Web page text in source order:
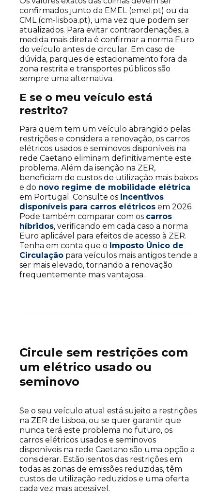
confirmados junto da EMEL (emel.pt) ou da
CML (cm-lisboa.pt), uma vez que podem ser
atualizados. Para evitar contraordenações, a
medida mais direta é confirmar a norma Euro
do veículo antes de circular. Em caso de
dúvida, parques de estacionamento fora da
zona restrita e transportes públicos são
sempre uma alternativa.
E se o meu veículo está
restrito?
Para quem tem um veículo abrangido pelas
restrições e considera a renovação, os carros
elétricos usados e seminovos disponíveis na
rede Caetano eliminam definitivamente este
problema. Além da isenção na ZER,
beneficiam de custos de utilização mais baixos
e do novo regime de mobilidade elétrica
em Portugal. Consulte os incentivos
disponíveis para carros elétricos em 2026.
Pode também comparar com os carros
híbridos, verificando em cada caso a norma
Euro aplicável para efeitos de acesso à ZER.
Tenha em conta que o Imposto Único de
Circulação para veículos mais antigos tende a
ser mais elevado, tornando a renovação
frequentemente mais vantajosa.
Circule sem restrições com
um elétrico usado ou
seminovo
Se o seu veículo atual está sujeito a restrições
na ZER de Lisboa, ou se quer garantir que
nunca terá este problema no futuro, os
carros elétricos usados e seminovos
disponíveis na rede Caetano são uma opção a
considerar. Estão isentos das restrições em
todas as zonas de emissões reduzidas, têm
custos de utilização reduzidos e uma oferta
cada vez mais acessível.